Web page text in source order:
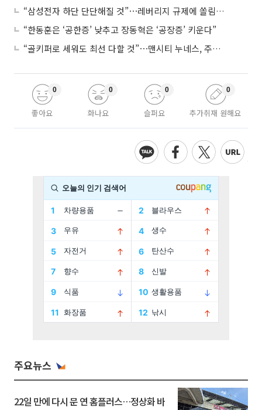
“삼성전자 하단 단단해질 것”⋯레버리지 규제에 쏠림 완화
“한동훈은 ‘공한증’ 낮추고 장동혁은 ‘공장증’ 키운다”
“골키퍼로 세워도 최선 다할 것”⋯맨시티 누네스, 주전 경쟁 각오
좋아요
0
화나요
0
슬퍼요
0
추가취재 원해요
0
주요뉴스
22일 만에 다시 문 연 홈플러스…정상화 바